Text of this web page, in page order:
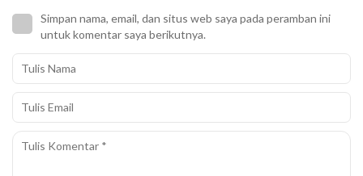
Simpan nama, email, dan situs web saya pada peramban ini
untuk komentar saya berikutnya.